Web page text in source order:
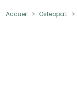
Accueil Osteopati